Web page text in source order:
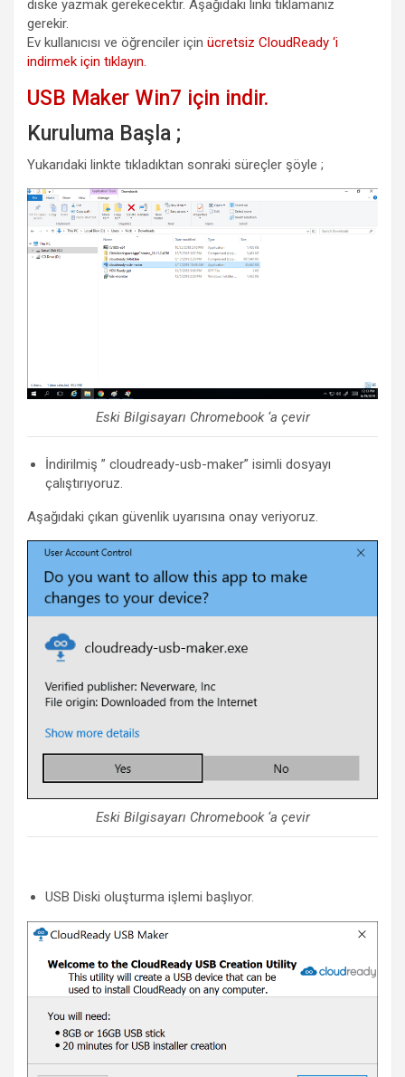
diske yazmak gerekecektir. Aşağıdaki linki tıklamanız
gerekir.
Ev kullanıcısı ve öğrenciler için ücretsiz CloudReady ‘i
indirmek için tıklayın.
USB Maker Win7 için indir.
Kuruluma Başla ;
Yukarıdaki linkte tıkladıktan sonraki süreçler şöyle ;
Eski Bilgisayarı Chromebook ‘a çevir
İndirilmiş ” cloudready-usb-maker” isimli dosyayı
çalıştırıyoruz.
Aşağıdaki çıkan güvenlik uyarısına onay veriyoruz.
Eski Bilgisayarı Chromebook ‘a çevir
USB Diski oluşturma işlemi başlıyor.